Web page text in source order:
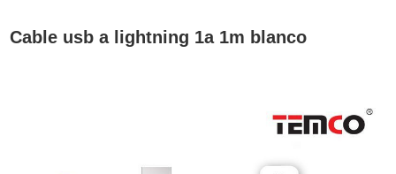
Cable usb a lightning 1a 1m blanco